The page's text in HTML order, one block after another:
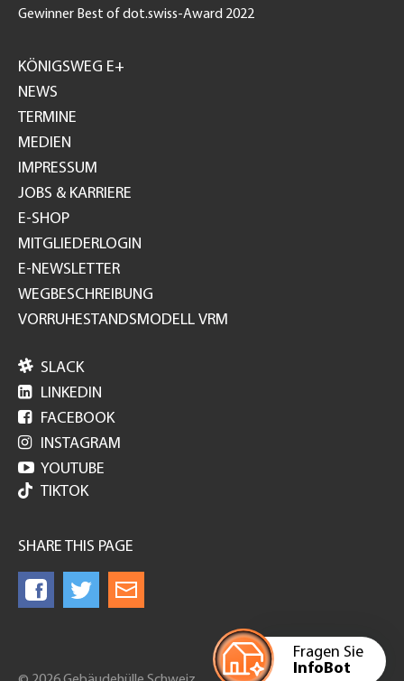
Fragen Sie
InfoBot
Gewinner Best of dot.swiss-Award 2022
GH
KÖNIGSWEG E+
NEWS
TERMINE
MEDIEN
IMPRESSUM
JOBS & KARRIERE
E-SHOP
MITGLIEDERLOGIN
E-NEWSLETTER
WEGBESCHREIBUNG
VORRUHESTANDSMODELL VRM
 SLACK
 LINKEDIN
 FACEBOOK
 INSTAGRAM
 YOUTUBE
TIKTOK
SHARE THIS PAGE